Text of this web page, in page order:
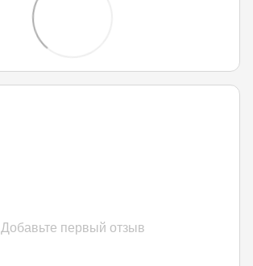
Добавьте первый отзыв